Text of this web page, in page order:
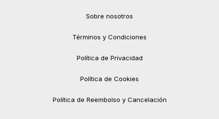
Sobre nosotros
Términos y Condiciones
Política de Privacidad
Política de Cookies
Política de Reembolso y Cancelación